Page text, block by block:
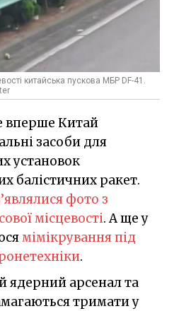
китайська пускова МБР DF-41.
вперше Китай
засоби для
установок
балістичних ракет.
фото з
місцевості. А ще у
мімікрування під
.
ядерний арсенал та
тримати у